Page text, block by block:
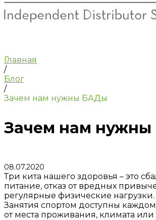
Главная
/
Блог
/
Зачем нам нужны БАДы
Зачем нам
08.07.2020
Три кита нашего здоровья – это
питание, отказ от вредных
регулярные физические нагрузки.
Занятия спортом доступны
от места проживания, климата или